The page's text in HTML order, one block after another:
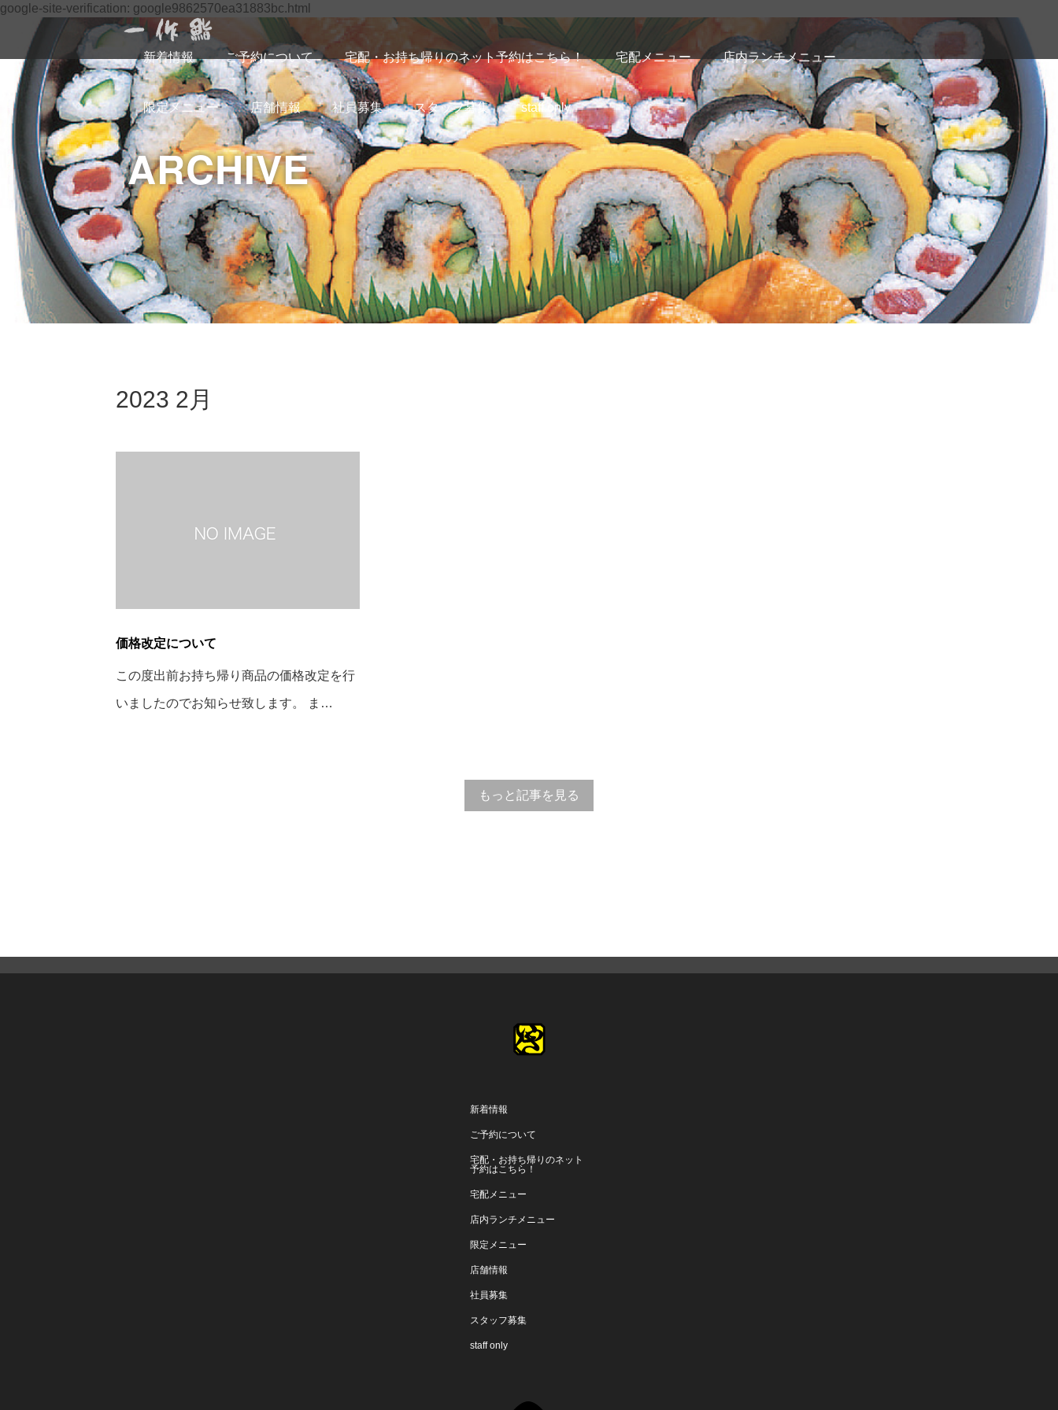
google-site-verification: google9862570ea31883bc.html
新着情報 ご予約について 宅配・お持ち帰りのネット予約はこちら！ 宅配メニュー 店内ランチメニュー
限定メニュー 店舗情報 社員募集 スタッフ募集 staff only
ARCHIVE
2023 2月
価格改定について
この度出前お持ち帰り商品の価格改定を行
いましたのでお知らせ致します。 ま…
もっと記事を見る
新着情報
ご予約について
宅配・お持ち帰りのネット
予約はこちら！
宅配メニュー
店内ランチメニュー
限定メニュー
店舗情報
社員募集
スタッフ募集
staff only